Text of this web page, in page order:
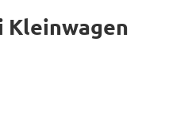
Kleinwagen